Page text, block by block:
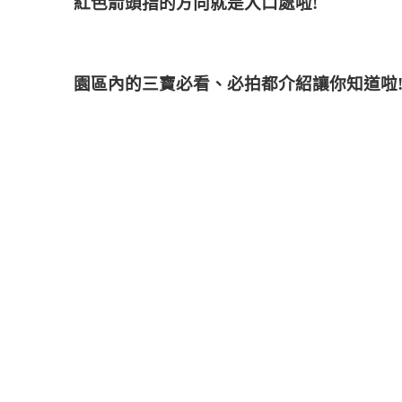
園區內的三寶必看、必拍都介紹讓你知道啦